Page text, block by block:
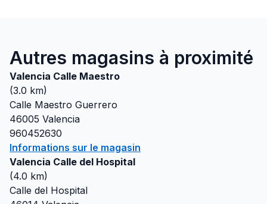
Autres magasins à proximité
Valencia Calle Maestro
(3.0 km)
Calle Maestro Guerrero
46005 Valencia
960452630
Informations sur le magasin
Valencia Calle del Hospital
(4.0 km)
Calle del Hospital